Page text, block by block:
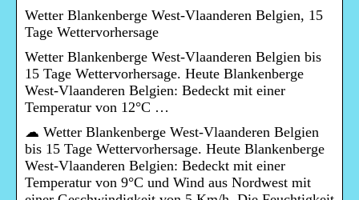
Wetter Blankenberge West-Vlaanderen Belgien, 15
Tage Wettervorhersage
Wetter Blankenberge West-Vlaanderen Belgien bis
15 Tage Wettervorhersage. Heute Blankenberge
West-Vlaanderen Belgien: Bedeckt mit einer
Temperatur von 12°C …
☁ Wetter Blankenberge West-Vlaanderen Belgien
bis 15 Tage Wettervorhersage. Heute Blankenberge
West-Vlaanderen Belgien: Bedeckt mit einer
Temperatur von 9°C und Wind aus Nordwest mit